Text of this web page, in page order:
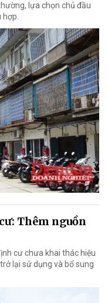
lựa chọn chủ đầu
hợp.
Thêm nguồn
cư chưa khai thác hiệu
lại sử dụng và bổ sung